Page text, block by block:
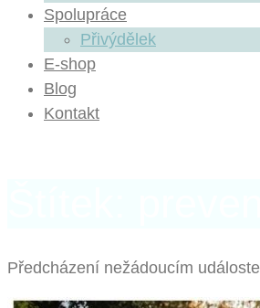
Spolupráce
Přivýdělek
E-shop
Blog
Kontakt
Předcházení nežádoucím